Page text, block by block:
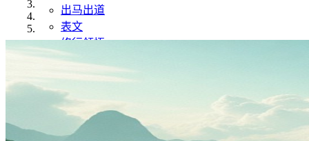
出马出道
表文
修行领悟
香谱解析
佛道文化
佛家
道家